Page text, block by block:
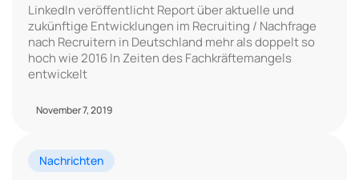
LinkedIn veröffentlicht Report über aktuelle und
zukünftige Entwicklungen im Recruiting / Nachfrage
nach Recruitern in Deutschland mehr als doppelt so
hoch wie 2016 In Zeiten des Fachkräftemangels
entwickelt
November 7, 2019
Nachrichten